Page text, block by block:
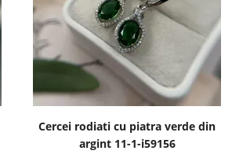
Cercei rodiati cu piatra verde din
argint 11-1-i59156